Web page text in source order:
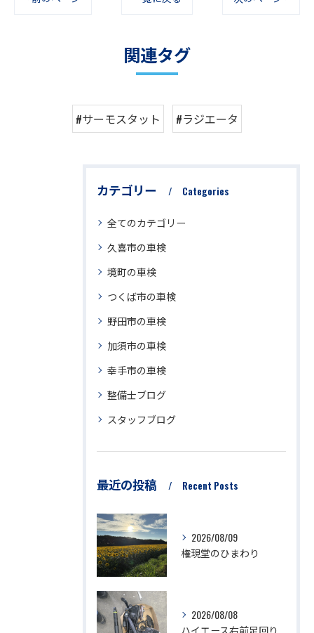
関連タグ
#サーモスタット #ラジエータ
カテゴリー Categories
全てのカテゴリー
久喜市の車検
境町の車検
つくば市の車検
野田市の車検
加須市の車検
幸手市の車検
整備士ブログ
スタッフブログ
最近の投稿 Recent Posts
2026/08/09
権現堂のひまわり
2026/08/08